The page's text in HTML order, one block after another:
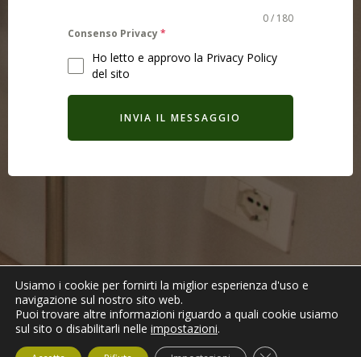
0 / 180
Consenso Privacy*
Ho letto e approvo la Privacy Policy
del sito
INVIA IL MESSAGGIO
© 2026 Dream Gluten free. Created for free using
Usiamo i cookie per fornirti la miglior esperienza d'uso e
navigazione sul nostro sito web.
Puoi trovare altre informazioni riguardo a quali cookie usiamo
sul sito o disabilitarli nelle impostazioni.